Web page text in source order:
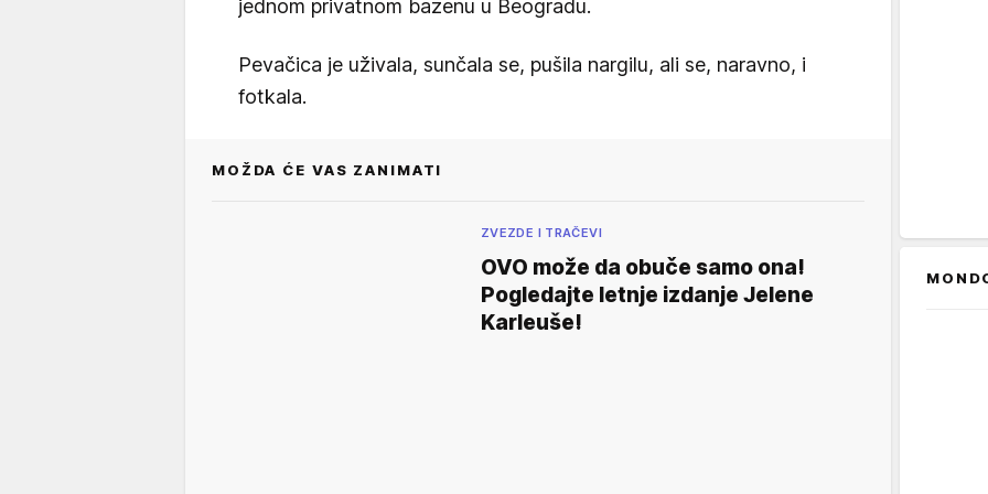
jednom privatnom bazenu u Beogradu.
Pevačica je uživala, sunčala se, pušila nargilu, ali se, naravno, i
fotkala.
MOŽDA ĆE VAS ZANIMATI
ZVEZDE I TRAČEVI
OVO može da obuče samo ona!
Pogledajte letnje izdanje Jelene
Karleuše!